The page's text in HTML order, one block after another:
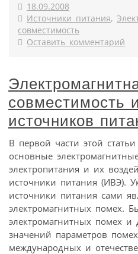
18.09.2008
Источники питания,
совместимость
Оставить комментарий
совместимость
источников
В первой части этой
основные
электропитания и их
источники питания (ИВЭ).
источники питания сами
электромагнитных помех.
электромагнитных помех
значений параметров
международных и